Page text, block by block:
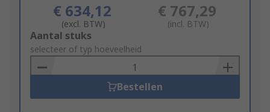
€ 634,12
(excl. BTW)
€ 767,29
(incl. BTW)
Add
to
Basket
Aantal stuks
selecteer of typ hoeveelheid
Bestellen